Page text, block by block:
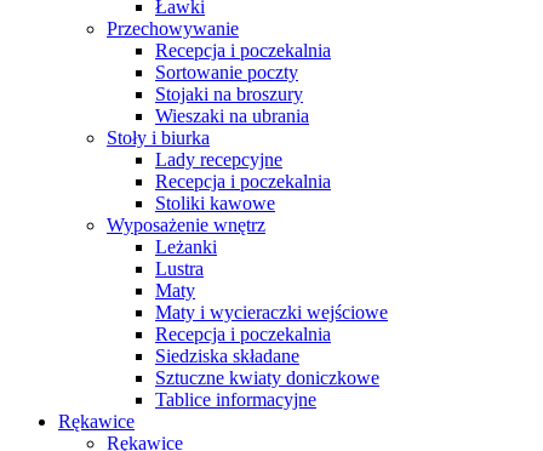
Ławki
Przechowywanie
Recepcja i poczekalnia
Sortowanie poczty
Stojaki na broszury
Wieszaki na ubrania
Stoły i biurka
Lady recepcyjne
Recepcja i poczekalnia
Stoliki kawowe
Wyposażenie wnętrz
Leżanki
Lustra
Maty
Maty i wycieraczki wejściowe
Recepcja i poczekalnia
Siedziska składane
Sztuczne kwiaty doniczkowe
Tablice informacyjne
Rękawice
Rękawice